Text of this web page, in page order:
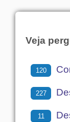
Veja
120
227
11